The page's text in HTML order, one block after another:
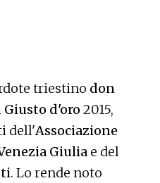
triestino don
Giusto d'oro 2015,
dell'Associazione
Giulia e del
. Lo rende noto